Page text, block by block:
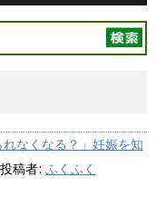
れなくなる？」妊娠を知
投稿者: ふくふく